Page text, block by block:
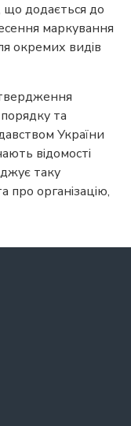
що додається до
маркування
окремих видів
та
України
відомості
таку
про організацію,